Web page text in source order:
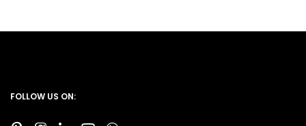
FOLLOW US ON: